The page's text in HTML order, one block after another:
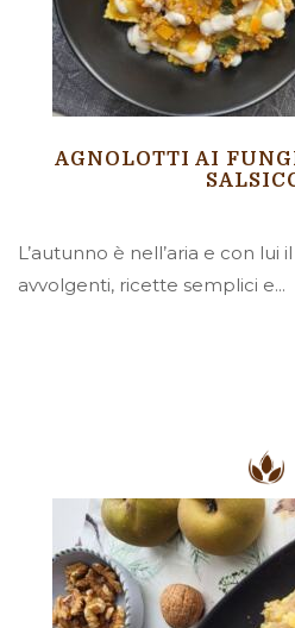
AGNOLOTTI AI
L’autunno è nell’aria e con lui
avvolgenti, ricette semplici e...